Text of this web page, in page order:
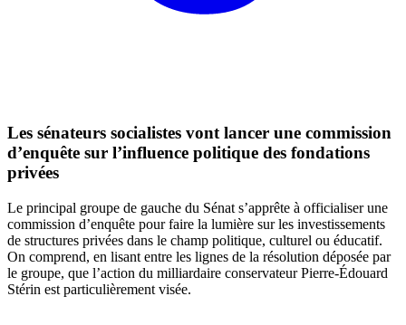
Les sénateurs socialistes vont lancer une commission
d’enquête sur l’influence politique des fondations
privées
Le principal groupe de gauche du Sénat s’apprête à officialiser une
commission d’enquête pour faire la lumière sur les investissements
de structures privées dans le champ politique, culturel ou éducatif.
On comprend, en lisant entre les lignes de la résolution déposée par
le groupe, que l’action du milliardaire conservateur Pierre-Édouard
Stérin est particulièrement visée.